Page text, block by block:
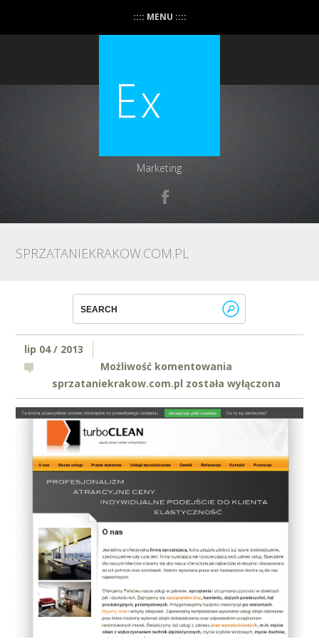
:::: MENU ::::
Marketing
SPRZATANIEKRAKOW.COM.PL
lip 04 / 2013
Możliwość komentowania
sprzataniekrakow.com.pl została wyłączona